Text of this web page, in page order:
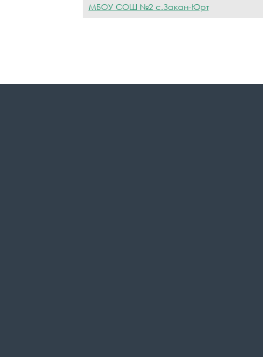
МБОУ СОШ №2 с.Закан-Юрт